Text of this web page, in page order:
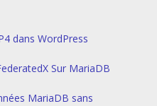
dans WordPress
Sur MariaDB
MariaDB sans